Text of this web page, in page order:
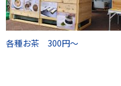
各種お茶 300円～